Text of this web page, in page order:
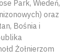
Park, Wiedeń,
oraz
Bośnia i
Żołnierzom